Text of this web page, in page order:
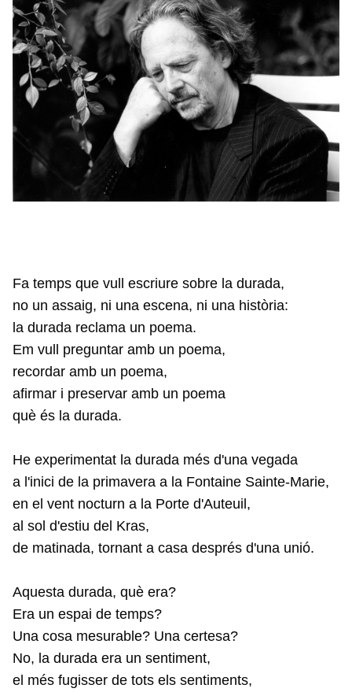
Fa temps que vull escriure sobre la durada,
no un assaig, ni una escena, ni una història:
la durada reclama un poema.
Em vull preguntar amb un poema,
recordar amb un poema,
afirmar i preservar amb un poema
què és la durada.
He experimentat la durada més d'una vegada
a l'inici de la primavera a la Fontaine Sainte-Marie,
en el vent nocturn a la Porte d'Auteuil,
al sol d'estiu del Kras,
de matinada, tornant a casa després d'una unió.
Aquesta durada, què era?
Era un espai de temps?
Una cosa mesurable? Una certesa?
No, la durada era un sentiment,
el més fugisser de tots els sentiments,